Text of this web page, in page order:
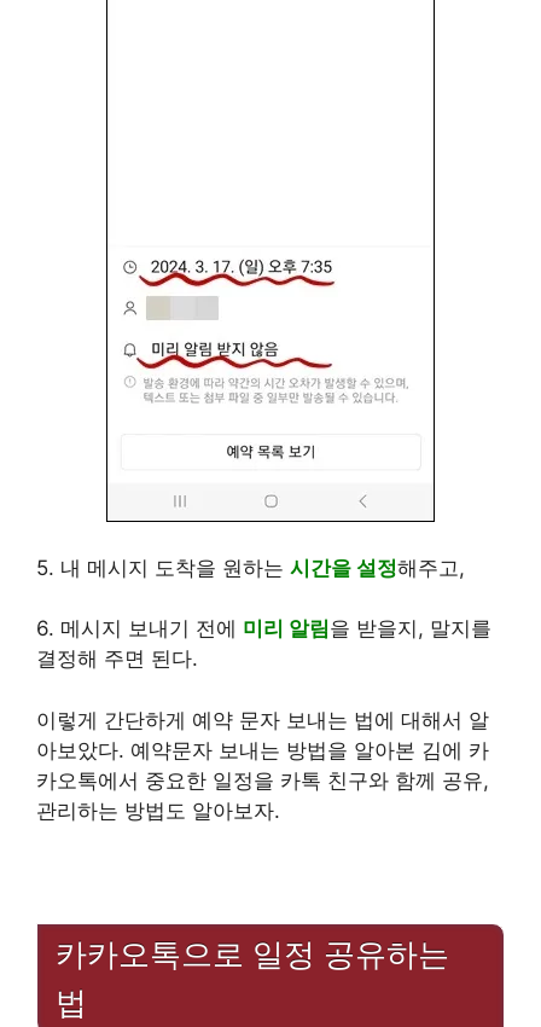
5. 내 메시지 도착을 원하는 시간을 설정해주고,
6. 메시지 보내기 전에 미리 알림을 받을지, 말지를
결정해 주면 된다.
이렇게 간단하게 예약 문자 보내는 법에 대해서 알
아보았다. 예약문자 보내는 방법을 알아본 김에 카
카오톡에서 중요한 일정을 카톡 친구와 함께 공유,
관리하는 방법도 알아보자.
카카오톡으로 일정 공유하는
법